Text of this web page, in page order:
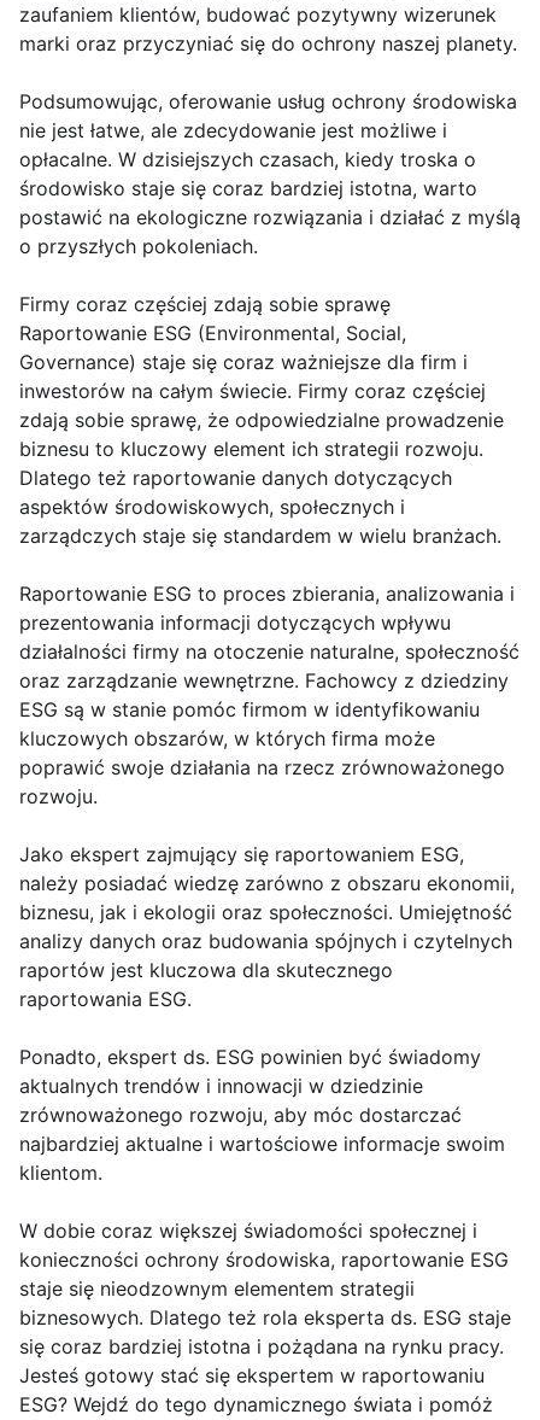
zaufaniem klientów, budować pozytywny wizerunek
marki oraz przyczyniać się do ochrony naszej planety.
Podsumowując, oferowanie usług ochrony środowiska
nie jest łatwe, ale zdecydowanie jest możliwe i
opłacalne. W dzisiejszych czasach, kiedy troska o
środowisko staje się coraz bardziej istotna, warto
postawić na ekologiczne rozwiązania i działać z myślą
o przyszłych pokoleniach.
Firmy coraz częściej zdają sobie sprawę
Raportowanie ESG (Environmental, Social,
Governance) staje się coraz ważniejsze dla firm i
inwestorów na całym świecie. Firmy coraz częściej
zdają sobie sprawę, że odpowiedzialne prowadzenie
biznesu to kluczowy element ich strategii rozwoju.
Dlatego też raportowanie danych dotyczących
aspektów środowiskowych, społecznych i
zarządczych staje się standardem w wielu branżach.
Raportowanie ESG to proces zbierania, analizowania i
prezentowania informacji dotyczących wpływu
działalności firmy na otoczenie naturalne, społeczność
oraz zarządzanie wewnętrzne. Fachowcy z dziedziny
ESG są w stanie pomóc firmom w identyfikowaniu
kluczowych obszarów, w których firma może
poprawić swoje działania na rzecz zrównoważonego
rozwoju.
Jako ekspert zajmujący się raportowaniem ESG,
należy posiadać wiedzę zarówno z obszaru ekonomii,
biznesu, jak i ekologii oraz społeczności. Umiejętność
analizy danych oraz budowania spójnych i czytelnych
raportów jest kluczowa dla skutecznego
raportowania ESG.
Ponadto, ekspert ds. ESG powinien być świadomy
aktualnych trendów i innowacji w dziedzinie
zrównoważonego rozwoju, aby móc dostarczać
najbardziej aktualne i wartościowe informacje swoim
klientom.
W dobie coraz większej świadomości społecznej i
konieczności ochrony środowiska, raportowanie ESG
staje się nieodzownym elementem strategii
biznesowych. Dlatego też rola eksperta ds. ESG staje
się coraz bardziej istotna i pożądana na rynku pracy.
Jesteś gotowy stać się ekspertem w raportowaniu
ESG? Wejdź do tego dynamicznego świata i pomóż